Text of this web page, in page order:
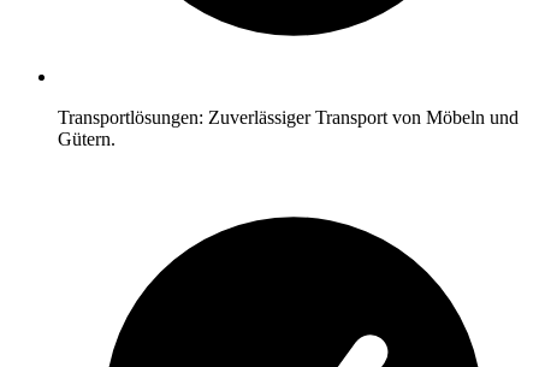
Transportlösungen: Zuverlässiger Transport von Möbeln und
Gütern.